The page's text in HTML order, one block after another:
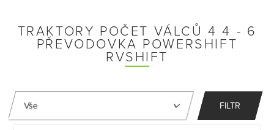
TRAKTORY POČET VÁLCŮ 4 4 - 6
PŘEVODOVKA POWERSHIFT
RVSHIFT
FILTR